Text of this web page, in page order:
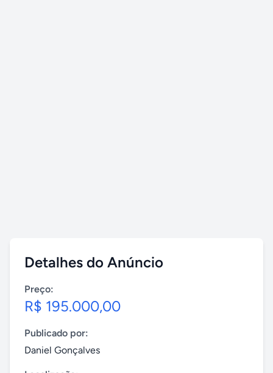
Detalhes do Anúncio
Preço:
R$ 195.000,00
Publicado por:
Daniel Gonçalves